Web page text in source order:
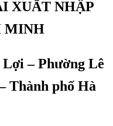
XUẤT NHẬP
MINH
– Phường Lê
Thành phố Hà